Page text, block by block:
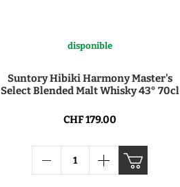
disponible
Suntory Hibiki Harmony Master's
Select Blended Malt Whisky 43° 70cl
CHF 179.00